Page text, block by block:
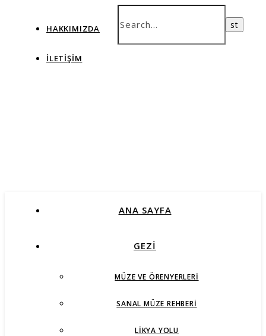
HAKKIMIZDA
İLETIŞIM
ANA SAYFA
GEZİ
MÜZE VE ÖRENYERLERI
SANAL MÜZE REHBERI
LIKYA YOLU